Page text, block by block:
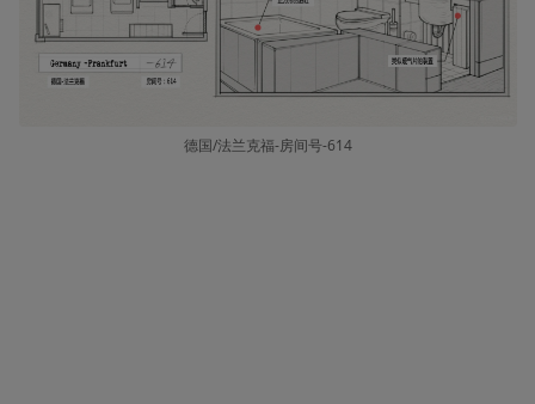
德国/法兰克福-房间号-614